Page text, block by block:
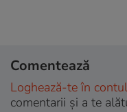
Comentează
Loghează-te în
comentarii și a te